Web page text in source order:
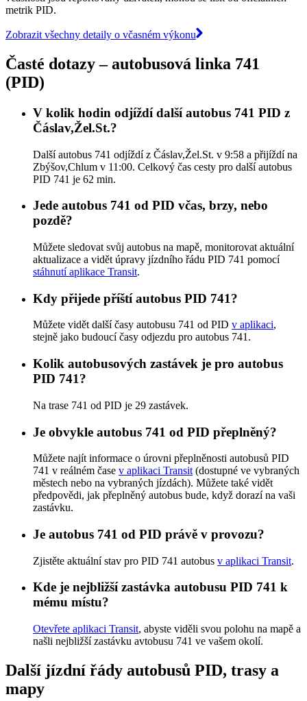
metrik PID.
Zobrazit všechny detaily o včasném výkonu
Časté dotazy – autobusová linka 741
(PID)
V kolik hodin odjíždí další autobus 741 PID z
Čáslav,Žel.St.?
Další autobus 741 odjíždí z Čáslav,Žel.St. v 9:58 a přijíždí na
Zbýšov,Chlum v 11:00. Celkový čas cesty pro další autobus
PID 741 je 62 min.
Jede autobus 741 od PID včas, brzy, nebo
pozdě?
Můžete sledovat svůj autobus na mapě, monitorovat aktuální
aktualizace a vidět úpravy jízdního řádu PID 741 pomocí
stáhnutí aplikace Transit.
Kdy přijede příští autobus PID 741?
Můžete vidět další časy autobusu 741 od PID v aplikaci,
stejně jako budoucí časy odjezdu pro autobus 741.
Kolik autobusových zastávek je pro autobus
PID 741?
Na trase 741 od PID je 29 zastávek.
Je obvykle autobus 741 od PID přeplněný?
Můžete najít informace o úrovni přeplněnosti autobusů PID
741 v reálném čase v aplikaci Transit (dostupné ve vybraných
městech nebo na vybraných jízdách). Můžete také vidět
předpovědi, jak přeplněný autobus bude, když dorazí na vaši
zastávku.
Je autobus 741 od PID právě v provozu?
Zjistěte aktuální stav pro PID 741 autobus v aplikaci Transit.
Kde je nejbližší zastávka autobusu PID 741 k
mému místu?
Otevřete aplikaci Transit, abyste viděli svou polohu na mapě a
našli nejbližší zastávku avtobusu 741 ve vašem okolí.
Další jízdní řády autobusů PID, trasy a
mapy